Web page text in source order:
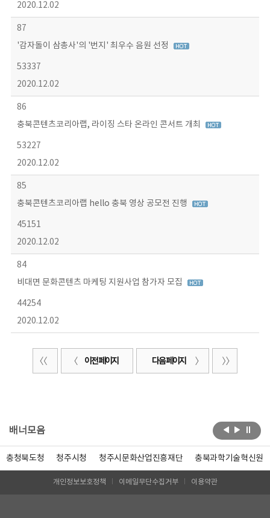
2020.12.02
87
'감자돌이 삼총사'의 '번지' 최우수 음원 선정
53337
2020.12.02
86
충북콘텐츠코리아랩, 라이징 스타 온라인 콘서트 개최
53227
2020.12.02
85
충북콘텐츠코리아랩 hello 충북 영상 공모전 진행
45151
2020.12.02
84
비대면 문화콘텐츠 마케팅 지원사업 참가자 모집
44254
2020.12.02
이전 페이지 다음 페이지
배너모음
충청북도청 청주시청 청주시문화산업진흥재단 충북과학기술혁신원
개인정보보호정책 이메일무단수집거부 이용약관